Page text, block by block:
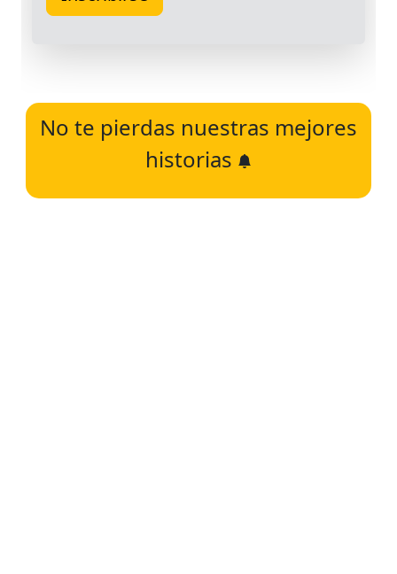
No te pierdas nuestras mejores
historias